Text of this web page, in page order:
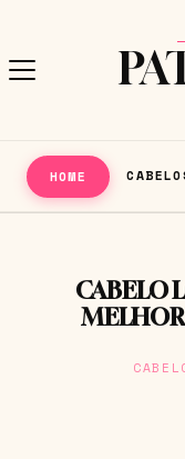
HOME
CABELO